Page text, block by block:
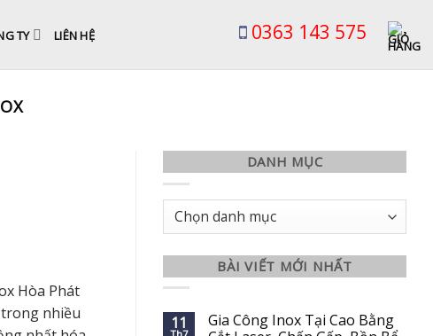
TY LIÊN HỆ 0363 143 575
Hòa Phát
nhiều
DANH MỤC
Danh
BÀI VIẾT MỚI NHẤT
11
Gia Công Inox Tại Cao Bằng